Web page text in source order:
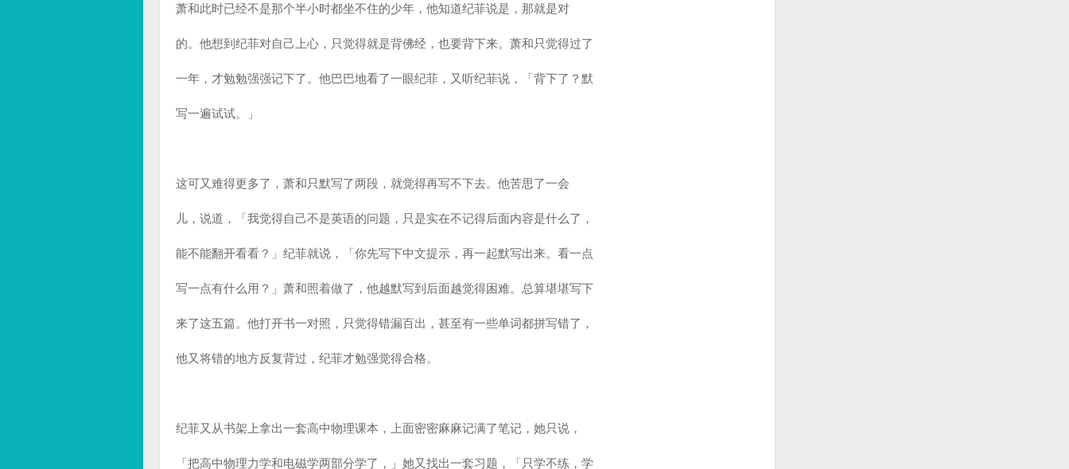
萧和此时已经不是那个半小时都坐不住的少年，他知道纪菲说是，那就是对
的。他想到纪菲对自己上心，只觉得就是背佛经，也要背下来。萧和只觉得过了
一年，才勉勉强强记下了。他巴巴地看了一眼纪菲，又听纪菲说，「背下了？默
写一遍试试。」
这可又难得更多了，萧和只默写了两段，就觉得再写不下去。他苦思了一会
儿，说道，「我觉得自己不是英语的问题，只是实在不记得后面内容是什么了，
能不能翻开看看？」纪菲就说，「你先写下中文提示，再一起默写出来。看一点
写一点有什么用？」萧和照着做了，他越默写到后面越觉得困难。总算堪堪写下
来了这五篇。他打开书一对照，只觉得错漏百出，甚至有一些单词都拼写错了，
他又将错的地方反复背过，纪菲才勉强觉得合格。
纪菲又从书架上拿出一套高中物理课本，上面密密麻麻记满了笔记，她只说，
「把高中物理力学和电磁学两部分学了，」她又找出一套习题，「只学不练，学